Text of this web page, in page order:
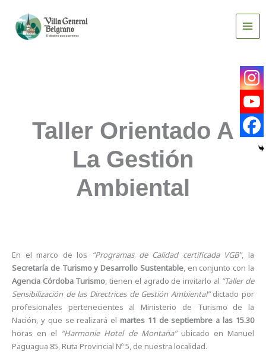
contenido
Taller Orientado A
La Gestión
Ambiental
En el marco de los “Programas de Calidad certificada VGB”, la
Secretaría de Turismo y Desarrollo Sustentable, en conjunto con la
Agencia Córdoba Turismo, tienen el agrado de invitarlo al “Taller de
Sensibilización de las Directrices de Gestión Ambiental”dictado por
profesionales pertenecientes al Ministerio de Turismo de la
Nación, y que se realizará el martes 11 de septiembre a las 15.30
horas en el “Harmonie Hotel de Montaña”ubicado en Manuel
Paguagua 85, Ruta Provincial Nº 5, de nuestra localidad.